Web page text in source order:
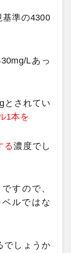
基準の4300
Lあっ
とされてい
1本を
る濃度でし
すので、
ベルではな
でしょうか